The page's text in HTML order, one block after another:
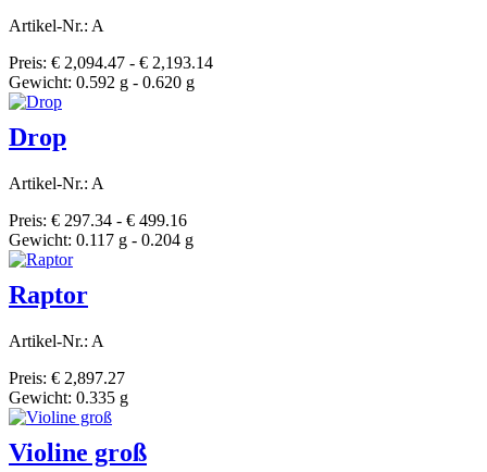
Artikel-Nr.: A
Preis: € 2,094.47 - € 2,193.14
Gewicht: 0.592 g - 0.620 g
Drop
Artikel-Nr.: A
Preis: € 297.34 - € 499.16
Gewicht: 0.117 g - 0.204 g
Raptor
Artikel-Nr.: A
Preis: € 2,897.27
Gewicht: 0.335 g
Violine groß